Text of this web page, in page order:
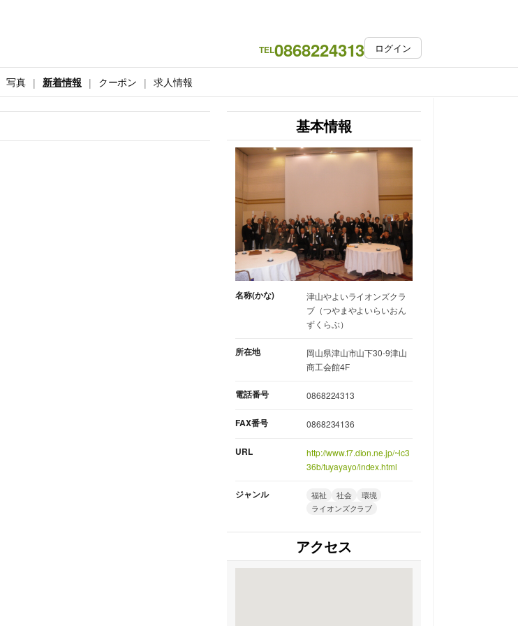
TEL0868224313 ログイン
写真 新着情報 クーポン 求人情報
基本情報
名称(かな)
津山やよいライオンズクラ
ブ（つやまやよいらいおん
ずくらぶ）
所在地
岡山県津山市山下30-9津山
商工会館4F
電話番号 0868224313
FAX番号 0868234136
URL
http://www.f7.dion.ne.jp/~lc3
36b/tuyayayo/index.html
ジャンル 福祉 社会
環境
ライオンズクラブ
アクセス